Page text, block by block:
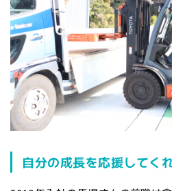
自分の成長を応援してく